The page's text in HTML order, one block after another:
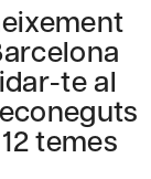
te al
temes